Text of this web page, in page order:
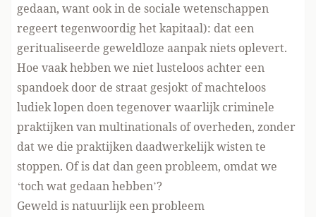
gedaan, want ook in de sociale wetenschappen
regeert tegenwoordig het kapitaal): dat een
geritualiseerde geweldloze aanpak niets oplevert.
Hoe vaak hebben we niet lusteloos achter een
spandoek door de straat gesjokt of machteloos
ludiek lopen doen tegenover waarlijk criminele
praktijken van multinationals of overheden, zonder
dat we die praktijken daadwerkelijk wisten te
stoppen. Of is dat dan geen probleem, omdat we
‘toch wat gedaan hebben’?
Geweld is natuurlijk een probleem